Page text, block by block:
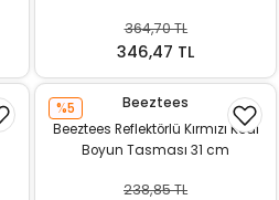
364,70 TL
346,47 TL
%5
Beeztees
Beeztees Reflektörlü Kırmızı Kedi
Boyun Tasması 31 cm
238,85 TL